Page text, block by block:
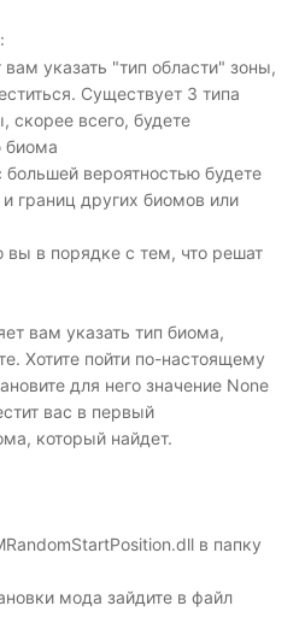
вам указать "тип области" зоны,
Существует 3 типа
скорее всего, будете
биома
вероятностью будете
границ других биомов или
вы в порядке с тем, что решат
вам указать тип биома,
Хотите пойти по-настоящему
для него значение None
вас в первый
который найдет.
в папку
мода зайдите в файл